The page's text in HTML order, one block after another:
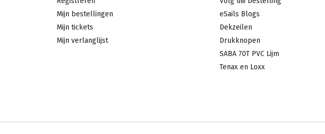
Mijn bestellingen
Mijn tickets
Mijn verlanglijst
eSails Blogs
Dekzeilen
Drukknopen
SABA 70T PVC Lijm
Tenax en Loxx